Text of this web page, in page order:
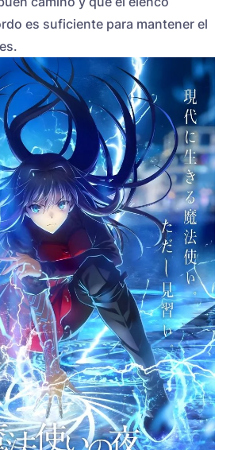
es suficiente para mantener el